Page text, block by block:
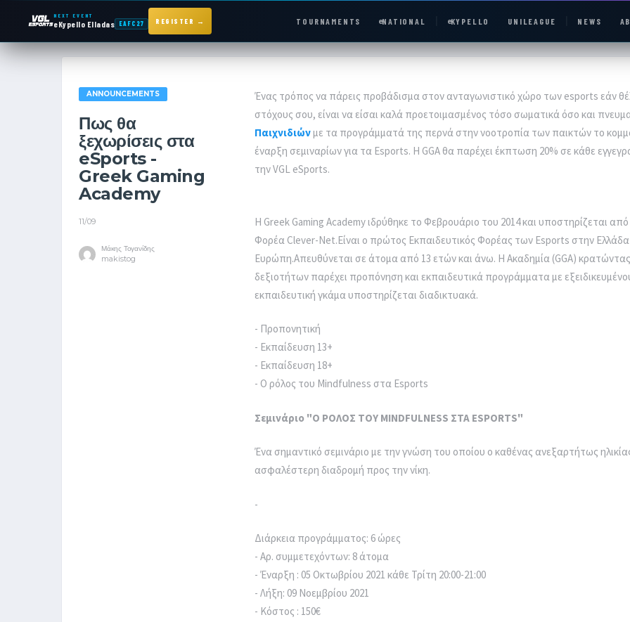
NEXT EVENT
eKypello Elladas EAFC27 REGISTER → TOURNAMENTS eNATIONAL eKYPELLO UNILEAGUE NEWS
TOURNAMENTS eNATIONAL
KYPELLO
ABOUT
JOIN OUR DISCORD
ANNOUNCEMENTS
Πως θα
ξεχωρίσεις στα
eSports -
Greek Gaming
Academy
11/09
Μάκης Τογανίδης
makistog
Ένας τρόπος να πάρεις προβάδισμα στον ανταγωνιστικό χώρο των esports εάν
στόχους σου, είναι να είσαι καλά προετοιμασμένος τόσο σωματικά όσο και
Παιχνιδιώνμε τα προγράμματά της περνά στην νοοτροπία των παικτών το
έναρξη σεμιναρίων για τα Esports. H GGA θα παρέχει έκπτωση 20% σε κάθε
την VGL eSports.
Η Greek Gaming Academy ιδρύθηκε το Φεβρουάριο του 2014 και υποστηρίζεται
Φορέα Clever-Net.Είναι ο πρώτος Εκπαιδευτικός Φορέας των Esports στην
Ευρώπη.Απευθύνεται σε άτομα από 13 ετών και άνω. Η Ακαδημία (GGA)
δεξιοτήτων παρέχει προπόνηση και εκπαιδευτικά προγράμματα με
εκπαιδευτική γκάμα υποστηρίζεται διαδικτυακά.
- Προπονητική
- Εκπαίδευση 13+
- Εκπαίδευση 18+
- Ο ρόλος του Mindfulness στα Esports
Σεμινάριο "Ο ΡΟΛΟΣ ΤΟΥ MINDFULNESS ΣΤΑ ESPORTS"
Ένα σημαντικό σεμινάριο με την γνώση του οποίου ο καθένας ανεξαρτήτως
ασφαλέστερη διαδρομή προς την νίκη.
-
Διάρκεια προγράμματος: 6 ώρες
- Αρ. συμμετεχόντων: 8 άτομα
- Έναρξη : 05 Οκτωβρίου 2021 κάθε Τρίτη 20:00-21:00
- Λήξη: 09 Νοεμβρίου 2021
- Κόστος : 150€